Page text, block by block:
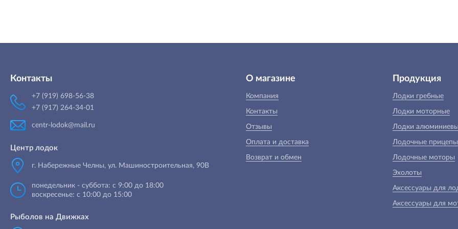
Контакты
+7 (919) 698-56-38
+7 (917) 264-34-01
centr-lodok@mail.ru
Центр лодок
г. Набережные Челны, ул. Машиностроительная, 90B
понедельник - суббота: с 9:00 до 18:00
воскресенье: с 10:00 до 15:00
Рыболов на Движках
О магазине
Компания
Контакты
Отзывы
Оплата и доставка
Возврат и обмен
Продукция
Лодки гребные
Лодки моторные
Лодки
Лодочные прицепы
Лодочные моторы
Эхолоты
Аксессуары для
Аксессуары для